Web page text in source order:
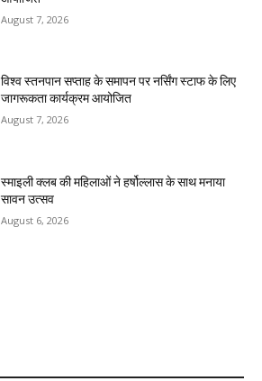
August 7, 2026
विश्व स्तनपान सप्ताह के समापन पर नर्सिंग स्टाफ के लिए
जागरूकता कार्यक्रम आयोजित
August 7, 2026
स्माइली क्लब की महिलाओं ने हर्षोल्लास के साथ मनाया
सावन उत्सव
August 6, 2026